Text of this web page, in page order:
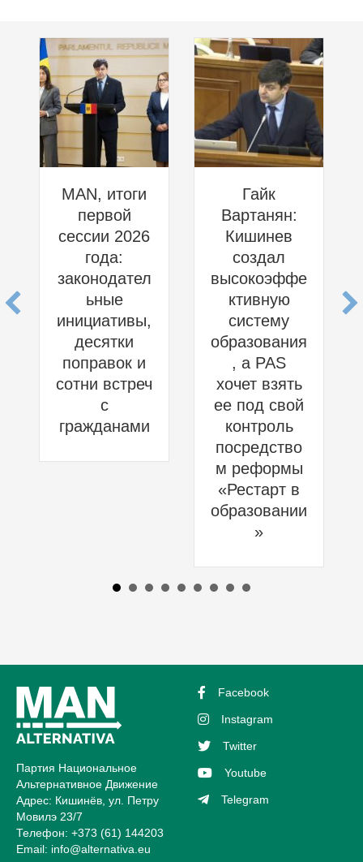
MAN, итоги
первой
сессии 2026
года:
законодател
ьные
инициативы,
десятки
поправок и
сотни встреч
с
гражданами
Гайк
Вартанян:
Кишинев
создал
высокоэффе
ктивную
систему
образования
, а PAS
хочет взять
ее под свой
контроль
посредство
м реформы
«Рестарт в
образовании
»
Партия Национальное
Альтернативное Движение
Адрес: Кишинёв, ул. Петру
Мовилэ 23/7
Телефон: +373 (61) 144203
Email: info@alternativa.eu
Facebook
Instagram
Twitter
Youtube
Telegram